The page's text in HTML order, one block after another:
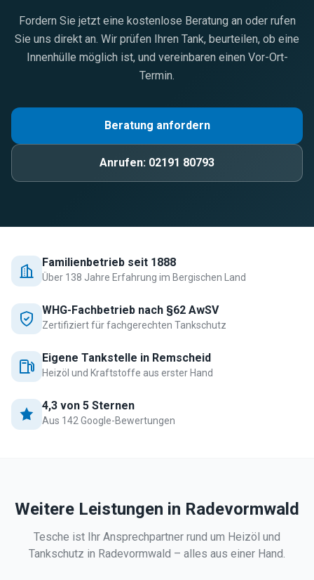
Fordern Sie jetzt eine kostenlose Beratung an oder rufen
Sie uns direkt an. Wir prüfen Ihren Tank, beurteilen, ob eine
Innenhülle möglich ist, und vereinbaren einen Vor-Ort-
Termin.
Beratung anfordern
Anrufen: 02191 80793
Familienbetrieb seit 1888
Über 138 Jahre Erfahrung im Bergischen Land
WHG-Fachbetrieb nach §62 AwSV
Zertifiziert für fachgerechten Tankschutz
Eigene Tankstelle in Remscheid
Heizöl und Kraftstoffe aus erster Hand
4,3 von 5 Sternen
Aus 142 Google-Bewertungen
Weitere Leistungen in Radevormwald
Tesche ist Ihr Ansprechpartner rund um Heizöl und
Tankschutz in Radevormwald – alles aus einer Hand.